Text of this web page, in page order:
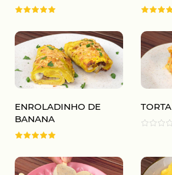
ENROLADINHO DE
BANANA